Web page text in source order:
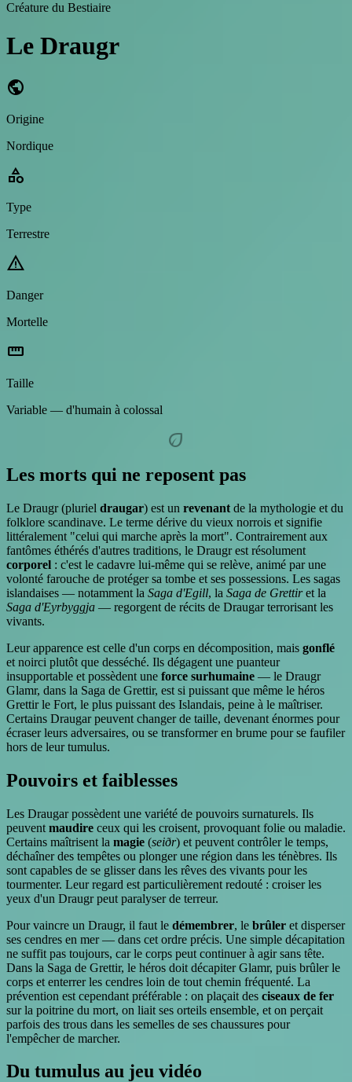
Créature du Bestiaire
Le Draugr
public
Origine
Nordique
category
Type
Terrestre
warning
Danger
Mortelle
straighten
Taille
Variable — d'humain à colossal
eco
Les morts qui ne reposent pas
Le Draugr (pluriel draugar) est un revenant de la mythologie et du
folklore scandinave. Le terme dérive du vieux norrois et signifie
littéralement "celui qui marche après la mort". Contrairement aux
fantômes éthérés d'autres traditions, le Draugr est résolument
corporel : c'est le cadavre lui-même qui se relève, animé par une
volonté farouche de protéger sa tombe et ses possessions. Les sagas
islandaises — notamment la Saga d'Egill, la Saga de Grettiret la
Saga d'Eyrbyggja — regorgent de récits de Draugar terrorisant les
vivants.
Leur apparence est celle d'un corps en décomposition, mais gonflé
et noirci plutôt que desséché. Ils dégagent une puanteur
insupportable et possèdent une force surhumaine — le Draugr
Glamr, dans la Saga de Grettir, est si puissant que même le héros
Grettir le Fort, le plus puissant des Islandais, peine à le maîtriser.
Certains Draugar peuvent changer de taille, devenant énormes pour
écraser leurs adversaires, ou se transformer en brume pour se faufiler
hors de leur tumulus.
Pouvoirs et faiblesses
Les Draugar possèdent une variété de pouvoirs surnaturels. Ils
peuvent maudire ceux qui les croisent, provoquant folie ou maladie.
Certains maîtrisent la magie (seiðr) et peuvent contrôler le temps,
déchaîner des tempêtes ou plonger une région dans les ténèbres. Ils
sont capables de se glisser dans les rêves des vivants pour les
tourmenter. Leur regard est particulièrement redouté : croiser les
yeux d'un Draugr peut paralyser de terreur.
Pour vaincre un Draugr, il faut le démembrer, le brûler et disperser
ses cendres en mer — dans cet ordre précis. Une simple décapitation
ne suffit pas toujours, car le corps peut continuer à agir sans tête.
Dans la Saga de Grettir, le héros doit décapiter Glamr, puis brûler le
corps et enterrer les cendres loin de tout chemin fréquenté. La
prévention est cependant préférable : on plaçait des ciseaux de fer
sur la poitrine du mort, on liait ses orteils ensemble, et on perçait
parfois des trous dans les semelles de ses chaussures pour
l'empêcher de marcher.
Du tumulus au jeu vidéo